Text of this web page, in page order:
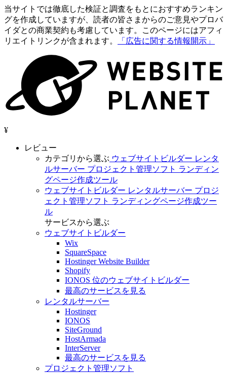
当サイトでは徹底した検証と調査をもとにおすすめランキン
グを作成していますが、読者の皆さまからのご意見やプロバ
イダとの商業契約も考慮しています。このページにはアフィ
リエイトリンクが含まれます。
「広告に関する情報開示」
¥
レビュー
カテゴリから選ぶ ウェブサイトビルダー レンタ
ルサーバー プロジェクト管理ソフト ランディン
グページ作成ツール
ウェブサイトビルダー レンタルサーバー プロジ
ェクト管理ソフト ランディングページ作成ツー
ル
サービスから選ぶ
ウェブサイトビルダー
Wix
SquareSpace
Hostinger Website Builder
Shopify
IONOS 位のウェブサイトビルダー
最高のサービスを見る
レンタルサーバー
Hostinger
IONOS
SiteGround
HostArmada
InterServer
最高のサービスを見る
プロジェクト管理ソフト